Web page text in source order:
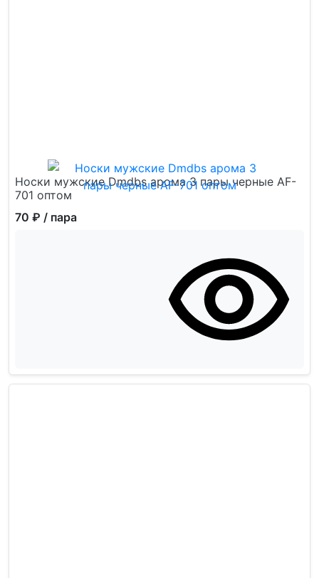
Носки мужские Dmdbs арома 3 пары черные AF-
701 оптом
70 ₽ / пара